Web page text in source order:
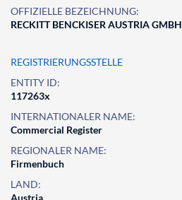
OFFIZIELLE BEZEICHNUNG:
RECKITT BENCKISER AUSTRIA GMBH
REGISTRIERUNGSSTELLE
ENTITY ID:
117263x
INTERNATIONALER NAME:
Commercial Register
REGIONALER NAME:
Firmenbuch
LAND:
Austria